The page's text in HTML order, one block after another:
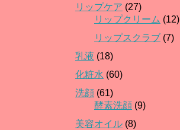
リップケア (27)
リップクリーム (12)
リップスクラブ (7)
乳液 (18)
化粧水 (60)
洗顔 (61)
酵素洗顔 (9)
美容オイル (8)